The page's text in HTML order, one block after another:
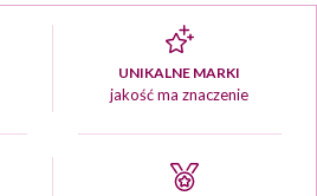
UNIKALNE MARKI
jakość ma znaczenie